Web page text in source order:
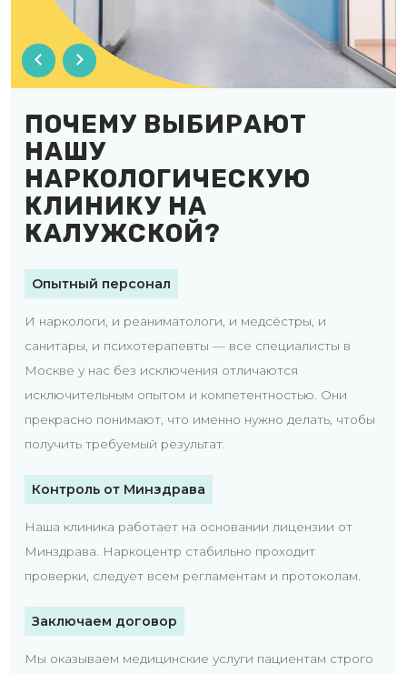
ПОЧЕМУ ВЫБИРАЮТ
НАШУ
НАРКОЛОГИЧЕСКУЮ
КЛИНИКУ НА
КАЛУЖСКОЙ?
Опытный персонал
И наркологи, и реаниматологи, и медсёстры, и
санитары, и психотерапевты — все специалисты в
Москве у нас без исключения отличаются
исключительным опытом и компетентностью. Они
прекрасно понимают, что именно нужно делать, чтобы
получить требуемый результат.
Контроль от Минздрава
Наша клиника работает на основании лицензии от
Минздрава. Наркоцентр стабильно проходит
проверки, следует всем регламентам и протоколам.
Заключаем договор
Мы оказываем медицинские услуги пациентам строго